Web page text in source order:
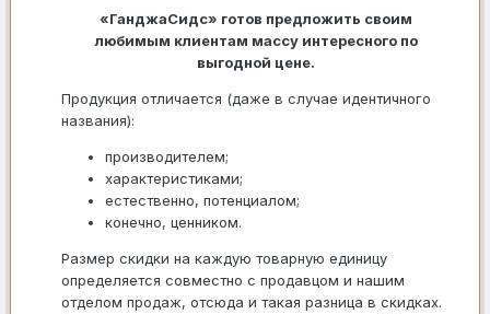
«ГанджаСидс» готов предложить своим
любимым клиентам массу интересного по
выгодной цене.
Продукция отличается (даже в случае идентичного
названия):
производителем;
характеристиками;
естественно, потенциалом;
конечно, ценником.
Размер скидки на каждую товарную единицу
определяется совместно с продавцом и нашим
отделом продаж, отсюда и такая разница в скидках.